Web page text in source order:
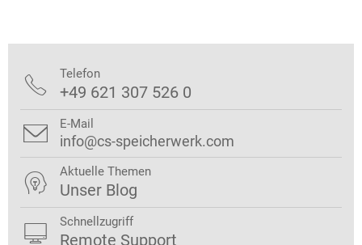
 Telefon
+49 621 307 526 0
 E-Mail
info@cs-speicherwerk.com
 Aktuelle Themen
Unser Blog
 Schnellzugriff
Remote Support